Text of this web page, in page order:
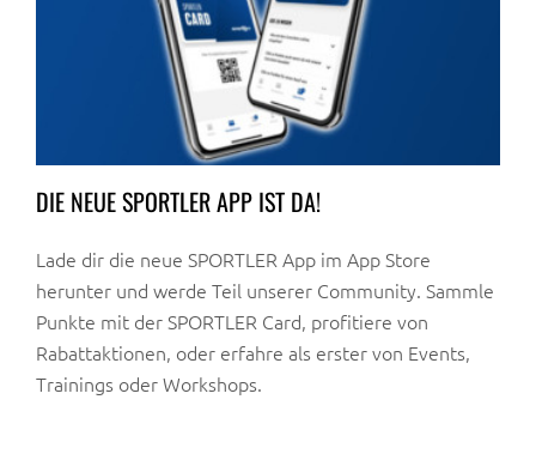
DIE NEUE SPORTLER APP IST DA!
Lade dir die neue SPORTLER App im App Store
herunter und werde Teil unserer Community. Sammle
Punkte mit der SPORTLER Card, profitiere von
Rabattaktionen, oder erfahre als erster von Events,
Trainings oder Workshops.